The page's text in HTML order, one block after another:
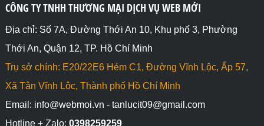
CÔNG TY TNHH THƯƠNG MẠI DỊCH VỤ WEB MỚI
Địa chỉ: Số 7A, Đường Thới An 10, Khu phố 3, Phường
Thới An, Quận 12, TP. Hồ Chí Minh
Trụ sở chính: E20/22E6 Hẻm C1, Đường Vĩnh Lộc, Ấp 57,
Xã Tân Vĩnh Lộc, Thành phố Hồ Chí Minh
Email: info@webmoi.vn - tanlucit09@gmail.com
Hotline + Zalo: 0398259259